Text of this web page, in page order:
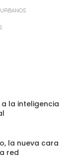
la inteligencia
la nueva cara
red